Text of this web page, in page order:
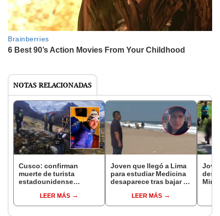
NOTAS RELACIONADAS
Cusco: confirman
muerte de turista
estadounidense
la Montaña de Siete
Colores
LEER MÁS
Joven que llegó a Lima
para estudiar Medicina
desaparece tras bajar de
La Chira en Chorrillos
LEER MÁS